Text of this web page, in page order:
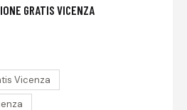
GRATIS VICENZA
Vicenza